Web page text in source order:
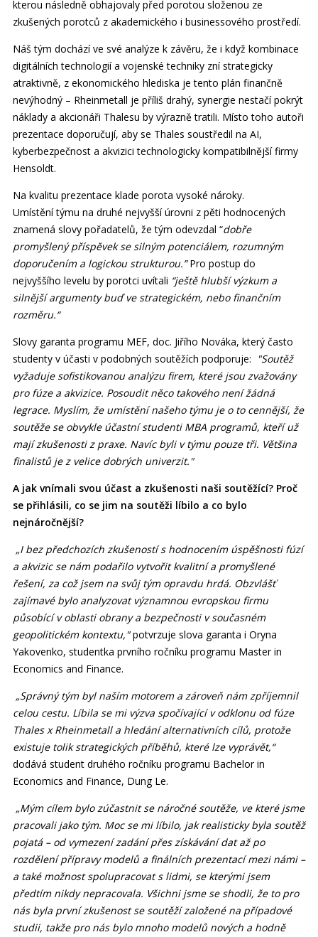
kterou následně obhajovaly před porotou složenou ze
zkušených porotců z akademického i businessového prostředí.
Náš tým dochází ve své analýze k závěru, že i když kombinace
digitálních technologií a vojenské techniky zní strategicky
atraktivně, z ekonomického hlediska je tento plán finančně
nevýhodný – Rheinmetall je příliš drahý, synergie nestačí pokrýt
náklady a akcionáři Thalesu by výrazně tratili. Místo toho autoři
prezentace doporučují, aby se Thales soustředil na AI,
kyberbezpečnost a akvizici technologicky kompatibilnější firmy
Hensoldt.
Na kvalitu prezentace klade porota vysoké nároky.
Umístění týmu na druhé nejvyšší úrovni z pěti hodnocených
znamená slovy pořadatelů, že tým odevzdal “dobře
promyšlený příspěvek se silným potenciálem, rozumným
doporučením a logickou strukturou.”Pro postup do
nejvyššího levelu by porotci uvítali “ještě hlubší výzkum a
silnější argumenty buď ve strategickém, nebo finančním
rozměru.“
Slovy garanta programu MEF, doc. Jiřího Nováka, který často
studenty v účasti v podobných soutěžích podporuje: "Soutěž
vyžaduje sofistikovanou analýzu firem, které jsou zvažovány
pro fúze a akvizice. Posoudit něco takového není žádná
legrace. Myslím, že umístění našeho týmu je o to cennější, že
soutěže se obvykle účastní studenti MBA programů, kteří už
mají zkušenosti z praxe. Navíc byli v týmu pouze tři. Většina
finalistů je z velice dobrých univerzit."
A jak vnímali svou účast a zkušenosti naši soutěžící? Proč
se přihlásili, co se jim na soutěži líbilo a co bylo
nejnáročnější?
„I bez předchozích zkušeností s hodnocením úspěšnosti fúzí
a akvizic se nám podařilo vytvořit kvalitní a promyšlené
řešení, za což jsem na svůj tým opravdu hrdá. Obzvlášť
zajímavé bylo analyzovat významnou evropskou firmu
působící v oblasti obrany a bezpečnosti v současném
geopolitickém kontextu,"potvrzuje slova garanta i Oryna
Yakovenko, studentka prvního ročníku programu Master in
Economics and Finance.
„Správný tým byl naším motorem a zároveň nám zpříjemnil
celou cestu. Líbila se mi výzva spočívající v odklonu od fúze
Thales x Rheinmetall a hledání alternativních cílů, protože
existuje tolik strategických příběhů, které lze vyprávět,“
dodává student druhého ročníku programu Bachelor in
Economics and Finance, Dung Le.
„Mým cílem bylo zúčastnit se náročné soutěže, ve které jsme
pracovali jako tým. Moc se mi líbilo, jak realisticky byla soutěž
pojatá – od vymezení zadání přes získávání dat až po
rozdělení přípravy modelů a finálních prezentací mezi námi –
a také možnost spolupracovat s lidmi, se kterými jsem
předtím nikdy nepracovala. Všichni jsme se shodli, že to pro
nás byla první zkušenost se soutěží založené na případové
studii, takže pro nás bylo mnoho modelů nových a hodně